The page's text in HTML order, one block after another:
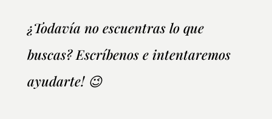
¿Todavía no escuentras lo que
buscas? Escríbenos e intentaremos
ayudarte! 😉